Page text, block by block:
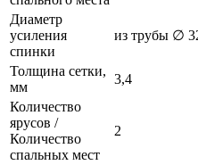
Диаметр
усиления
спинки
из трубы ∅
Толщина сетки,
мм
3,4
Количество
ярусов /
Количество
спальных мест
2